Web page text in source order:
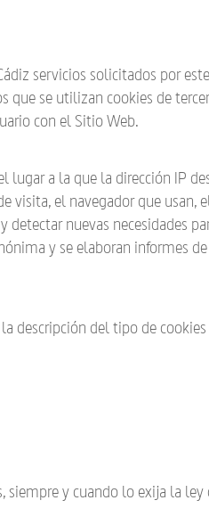
servicios solicitados por
que se utilizan cookies de
con el Sitio Web.
a la que la dirección IP
visita, el navegador que usan,
nuevas necesidades
y se elaboran informes
descripción del tipo de
siempre y cuando lo exija la